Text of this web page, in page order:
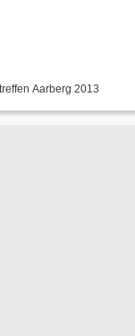
Aarberg 2013